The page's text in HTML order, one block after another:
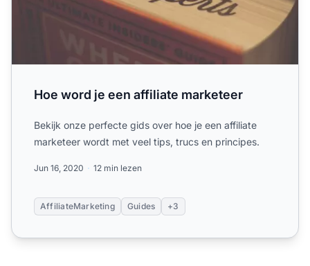
Hoe word je een affiliate marketeer
Bekijk onze perfecte gids over hoe je een affiliate
marketeer wordt met veel tips, trucs en principes.
Jun 16, 2020 12 min lezen
AffiliateMarketing Guides +3